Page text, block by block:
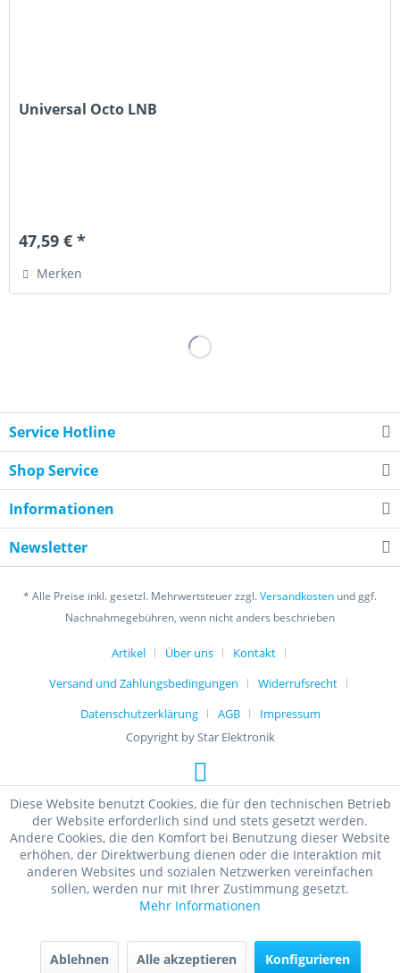
Universal Octo LNB
47,59 € *
Merken
Service Hotline
Shop Service
Informationen
Newsletter
* Alle Preise inkl. gesetzl. Mehrwertsteuer zzgl.Versandkosten und ggf.
Nachnahmegebühren, wenn nicht anders beschrieben
Artikel Über uns
Kontakt
Versand und Zahlungsbedingungen
Widerrufsrecht
Datenschutzerklärung
AGB
Impressum
Copyright by Star Elektronik
Diese Website benutzt Cookies, die für den technischen Betrieb
der Website erforderlich sind und stets gesetzt werden.
Andere Cookies, die den Komfort bei Benutzung dieser Website
erhöhen, der Direktwerbung dienen oder die Interaktion mit
anderen Websites und sozialen Netzwerken vereinfachen
sollen, werden nur mit Ihrer Zustimmung gesetzt.
Mehr Informationen
Ablehnen Alle akzeptieren Konfigurieren